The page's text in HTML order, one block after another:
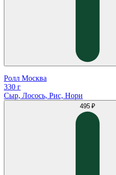
Ролл Москва
330 г
Сыр, Лосось, Рис, Нори
495 ₽